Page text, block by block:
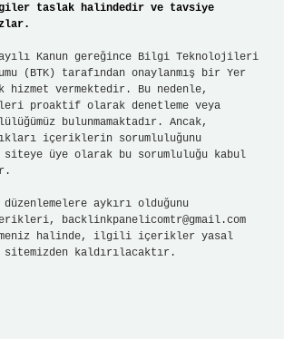
taslak halindedir ve tavsiye
Kanun gereğince Bilgi Teknolojileri
(BTK) tarafından onaylanmış bir Yer
hizmet vermektedir. Bu nedenle,
proaktif olarak denetleme veya
bulunmamaktadır. Ancak,
içeriklerin sorumluluğunu
siteye üye olarak bu sorumluluğu kabul
aykırı olduğunu
backlinkpanelicomtr@gmail.com
halinde, ilgili içerikler yasal
kaldırılacaktır.